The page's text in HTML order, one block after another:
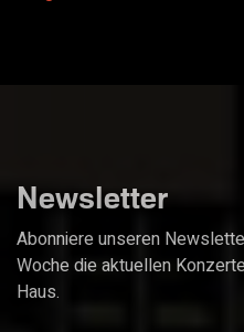
Newsletter
Abonniere unseren
Woche die aktuellen
Haus.